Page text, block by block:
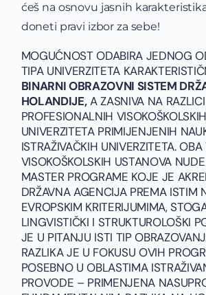
ćeš na osnovu jasnih
doneti pravi izbor za sebe!
MOGUĆNOST ODABIRA JEDNOG
TIPA UNIVERZITETA
BINARNI OBRAZOVNI SISTEM
HOLANDIJE,AZASNIVA NA
PROFESIONALNIH
UNIVERZITETA PRIMIJENJENIH
ISTRAŽIVAČKIH UNIVERZITETA. OBA
VISOKOŠKOLSKIH USTANOVA
MASTER PROGRAME KOJE JE
DRŽAVNA AGENCIJA PREMA ISTIM
EVROPSKIM KRITERIJUMIMA,
LINGVISTIČKI I STRUKTUROLOŠKI
JE U PITANJU ISTI TIP
RAZLIKA JE U FOKUSU OVIH
POSEBNO U OBLASTIMA
PROVODE – PRIMENJENA